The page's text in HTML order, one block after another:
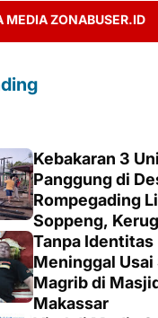
Kebakaran 3
Panggung di
Rompegading
Soppeng,
Rp300 Juta
Tanpa Identitas
Meninggal Usai
Magrib di
Makassar